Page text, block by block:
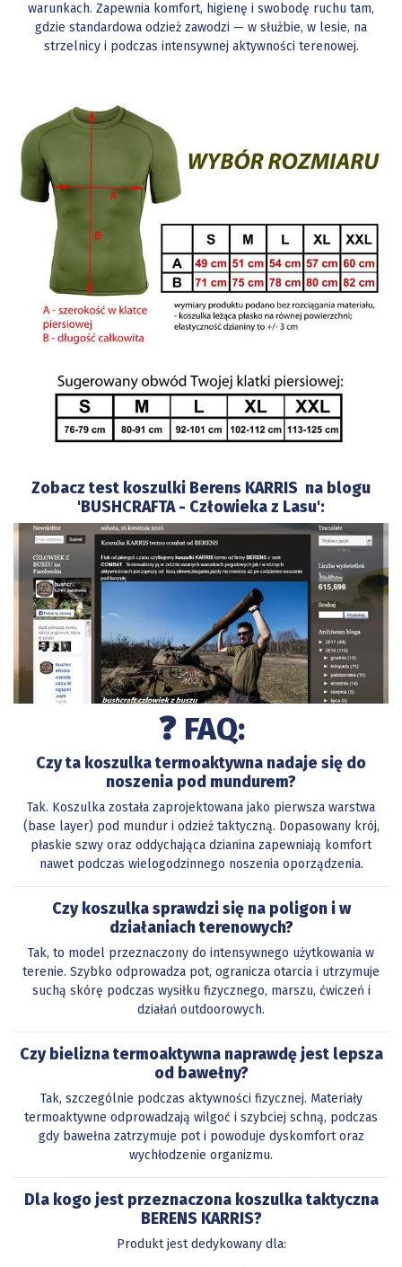
warunkach. Zapewnia komfort, higienę i swobodę ruchu tam,
gdzie standardowa odzież zawodzi — w służbie, w lesie, na
strzelnicy i podczas intensywnej aktywności terenowej.
Zobacz test koszulki Berens KARRIS na blogu
'BUSHCRAFTA - Człowieka z Lasu':
❓ FAQ:
Czy ta koszulka termoaktywna nadaje się do
noszenia pod mundurem?
Tak. Koszulka została zaprojektowana jako pierwsza warstwa
(base layer) pod mundur i odzież taktyczną. Dopasowany krój,
płaskie szwy oraz oddychająca dzianina zapewniają komfort
nawet podczas wielogodzinnego noszenia oporządzenia.
Czy koszulka sprawdzi się na poligon i w
działaniach terenowych?
Tak, to model przeznaczony do intensywnego użytkowania w
terenie. Szybko odprowadza pot, ogranicza otarcia i utrzymuje
suchą skórę podczas wysiłku fizycznego, marszu, ćwiczeń i
działań outdoorowych.
Czy bielizna termoaktywna naprawdę jest lepsza
od bawełny?
Tak, szczególnie podczas aktywności fizycznej. Materiały
termoaktywne odprowadzają wilgoć i szybciej schną, podczas
gdy bawełna zatrzymuje pot i powoduje dyskomfort oraz
wychłodzenie organizmu.
Dla kogo jest przeznaczona koszulka taktyczna
BERENS KARRIS?
Produkt jest dedykowany dla: